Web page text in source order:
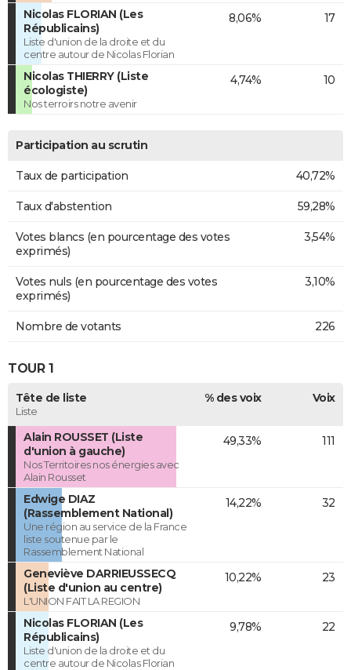
Nicolas FLORIAN (Les
Républicains)
Liste d'union de la droite et du
centre autour de Nicolas Florian
8,06% 17
Nicolas THIERRY (Liste
écologiste)
Nos terroirs notre avenir
4,74% 10
Participation au scrutin
Taux de participation 40,72%
Taux d'abstention 59,28%
Votes blancs (en pourcentage des votes
exprimés)
3,54%
Votes nuls (en pourcentage des votes
exprimés)
3,10%
Nombre de votants 226
TOUR 1
Tête de liste
Liste
% des voix Voix
Alain ROUSSET (Liste
d'union à gauche)
Nos Territoires nos énergies avec
Alain Rousset
49,33% 111
Edwige DIAZ
(Rassemblement National)
Une région au service de la France
liste soutenue par le
Rassemblement National
14,22% 32
Geneviève DARRIEUSSECQ
(Liste d'union au centre)
L'UNION FAIT LA REGION
10,22% 23
Nicolas FLORIAN (Les
Républicains)
Liste d'union de la droite et du
centre autour de Nicolas Florian
9,78% 22